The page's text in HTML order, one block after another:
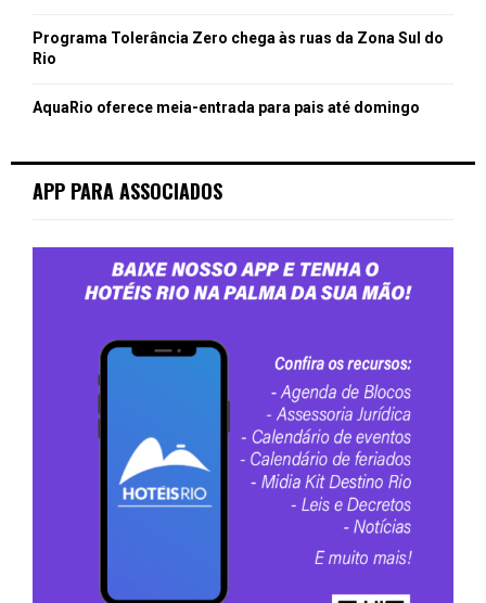
Programa Tolerância Zero chega às ruas da Zona Sul do
Rio
AquaRio oferece meia-entrada para pais até domingo
APP PARA ASSOCIADOS